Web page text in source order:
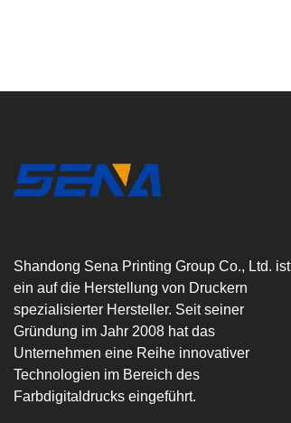
Shandong Sena Printing Group Co., Ltd. ist
ein auf die Herstellung von Druckern
spezialisierter Hersteller. Seit seiner
Gründung im Jahr 2008 hat das
Unternehmen eine Reihe innovativer
Technologien im Bereich des
Farbdigitaldrucks eingeführt.